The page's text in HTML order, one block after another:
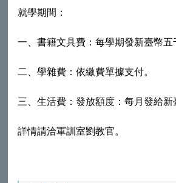
就學期間 ：
一、書籍文具費：每學期發新臺幣五
二、學雜費：依繳費單據支付。
三、生活費：發放額度：每月發給新
詳情請洽軍訓室劉教官。